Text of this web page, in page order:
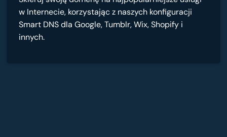
w Internecie, korzystając z naszych konfiguracji
Smart DNS dla Google, Tumblr, Wix, Shopify i
innych.